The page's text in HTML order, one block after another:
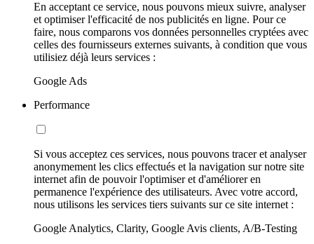
En acceptant ce service, nous pouvons mieux suivre, analyser
et optimiser l'efficacité de nos publicités en ligne. Pour ce
faire, nous comparons vos données personnelles cryptées avec
celles des fournisseurs externes suivants, à condition que vous
utilisiez déjà leurs services :
Google Ads
Performance
Si vous acceptez ces services, nous pouvons tracer et analyser
anonymement les clics effectués et la navigation sur notre site
internet afin de pouvoir l'optimiser et d'améliorer en
permanence l'expérience des utilisateurs. Avec votre accord,
nous utilisons les services tiers suivants sur ce site internet :
Google Analytics, Clarity, Google Avis clients, A/B-Testing